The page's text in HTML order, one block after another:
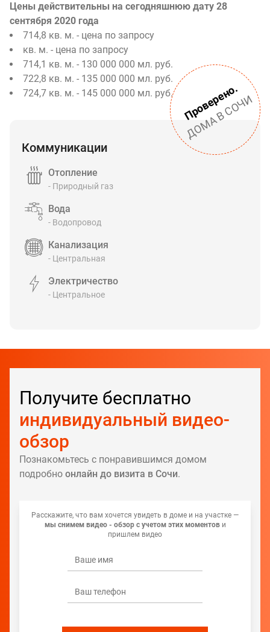
Цены действительны на сегодняшнюю дату 28
сентября 2020 года
714,8 кв. м. - цена по запросу
кв. м. - цена по запросу
714,1 кв. м. - 130 000 000 мл. руб.
722,8 кв. м. - 135 000 000 мл. руб.
724,7 кв. м. - 145 000 000 мл. руб.
Проверено.
ДОМА В СОЧИ
Коммуникации
Отопление
- Природный газ
Вода
- Водопровод
Канализация
- Центральная
Электричество
- Центральное
Получите бесплатно
индивидуальный видео-
обзор
Познакомьтесь с понравившимся домом
подробно онлайн до визита в Сочи.
Расскажите, что вам хочется увидеть в доме и на участке —
мы снимем видео - обзор с учетом этих моментови
пришлем видео